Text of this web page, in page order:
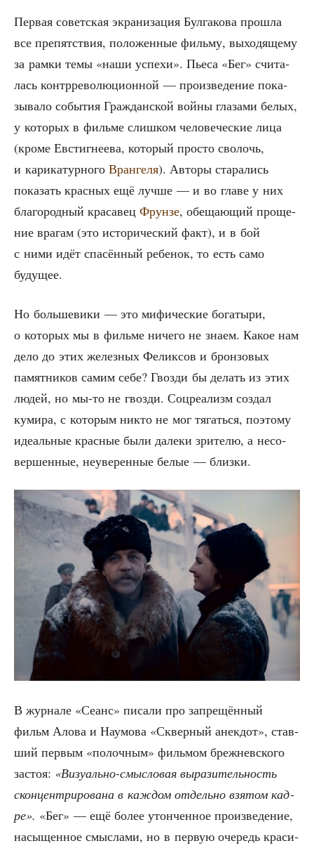
Пер­вая совет­ская экра­ни­за­ция Бул­га­ко­ва про­шла
все пре­пят­ствия, поло­жен­ные филь­му, выхо­дя­ще­му
за рам­ки темы «наши успе­хи». Пье­са «Бег» счи­та­
лась контр­ре­во­лю­ци­он­ной — про­из­ве­де­ние пока­
зы­ва­ло собы­тия Граж­дан­ской вой­ны гла­за­ми белых,
у кото­рых в филь­ме слиш­ком чело­ве­че­ские лица
(кро­ме Евстиг­не­е­ва, кото­рый про­сто сво­лочь,
и кари­ка­тур­но­го Вран­ге­ля). Авто­ры ста­ра­лись
пока­зать крас­ных ещё луч­ше — и во гла­ве у них
бла­го­род­ный кра­са­вец Фрун­зе, обе­ща­ю­щий про­ще­
ние вра­гам (это исто­ри­че­ский факт), и в бой
с ними идёт спа­сён­ный ребе­нок, то есть само
будущее.
Но боль­ше­ви­ки — это мифи­че­ские бога­ты­ри,
о кото­рых мы в филь­ме ниче­го не зна­ем. Какое нам
дело до этих желез­ных Фелик­сов и брон­зо­вых
памят­ни­ков самим себе? Гвоз­ди бы делать из этих
людей, но мы-то не гвоз­ди. Соц­ре­а­лизм создал
куми­ра, с кото­рым никто не мог тягать­ся, поэто­му
иде­аль­ные крас­ные были дале­ки зри­те­лю, а несо­
вер­шен­ные, неуве­рен­ные белые — близки.
В жур­на­ле «Сеанс» писа­ли про запре­щён­ный
фильм Ало­ва и Нау­мо­ва «Сквер­ный анек­дот», став­
ший пер­вым «полоч­ным» филь­мом бреж­нев­ско­го
застоя: «Визу­аль­но-смыс­ло­вая выра­зи­тель­ность
скон­цен­три­ро­ва­на в каж­дом отдель­но взя­том кад­
ре». «Бег» — ещё более утон­чен­ное про­из­ве­де­ние,
насы­щен­ное смыс­ла­ми, но в первую оче­редь кра­си­